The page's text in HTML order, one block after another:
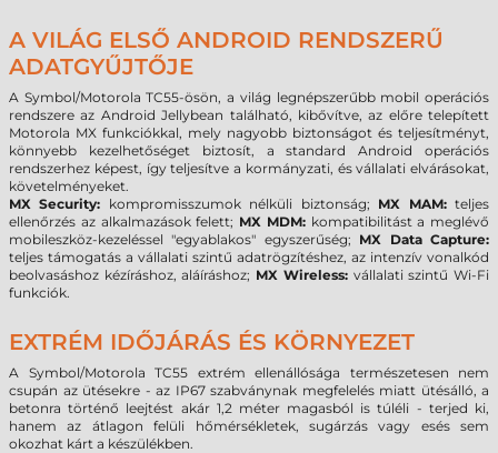
A VILÁG ELSŐ ANDROID RENDSZERŰ
ADATGYŰJTŐJE
A Symbol/Motorola TC55-ösön, a világ legnépszerűbb mobil operációs
rendszere az Android Jellybean található, kibővítve, az előre telepített
Motorola MX funkciókkal, mely nagyobb biztonságot és teljesítményt,
könnyebb kezelhetőséget biztosít, a standard Android operációs
rendszerhez képest, így teljesítve a kormányzati, és vállalati elvárásokat,
követelményeket.
MX Security: kompromisszumok nélküli biztonság; MX MAM:teljes
ellenőrzés az alkalmazások felett; MX MDM:kompatibilitást a meglévő
mobileszköz-kezeléssel "egyablakos" egyszerűség; MX Data Capture:
teljes támogatás a vállalati szintű adatrögzítéshez, az intenzív vonalkód
beolvasáshoz kézíráshoz, aláíráshoz; MX Wireless:vállalati szintű Wi-Fi
funkciók.
EXTRÉM IDŐJÁRÁS ÉS KÖRNYEZET
A Symbol/Motorola TC55 extrém ellenállósága természetesen nem
csupán az ütésekre - az IP67 szabványnak megfelelés miatt ütésálló, a
betonra történő leejtést akár 1,2 méter magasból is túléli - terjed ki,
hanem az átlagon felüli hőmérsékletek, sugárzás vagy esés sem
okozhat kárt a készülékben.